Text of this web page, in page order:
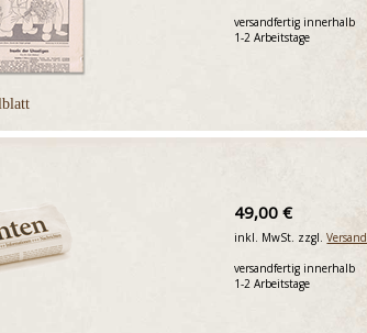
versandfertig innerhalb
1-2 Arbeitstage
49,00 €
inkl. MwSt. zzgl.Versand
versandfertig innerhalb
1-2 Arbeitstage